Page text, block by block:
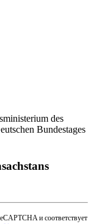
des
Bundestages
и соответствует